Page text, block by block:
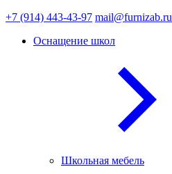
+7 (914) 443-43-97 mail@furnizab.ru
Оснащение школ
Школьная мебель